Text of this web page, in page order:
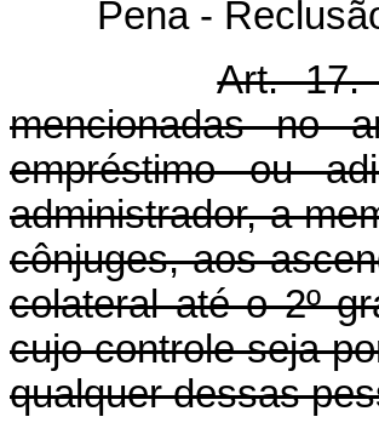
Pena - Reclusão,
Art. 17.
mencionadas no
empréstimo ou
administrador, a
cônjuges, aos
colateral até o 2º
cujo controle seja
qualquer dessas